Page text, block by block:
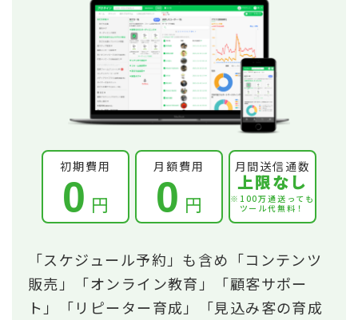
初期費用
0 円
月額費用
0 円
月間送信通数
上限なし
※100万通送っても
ツール代無料！
「スケジュール予約」も含め「コンテンツ
販売」「オンライン教育」「顧客サポー
ト」「リピーター育成」「見込み客の育成